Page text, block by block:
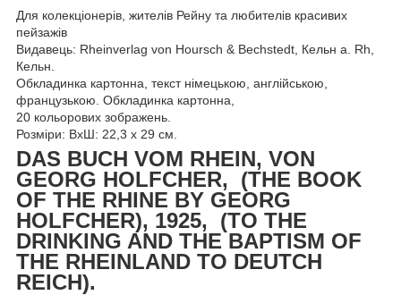
Для колекціонерів, жителів Рейну та любителів красивих
пейзажів
Видавець: Rheinverlag von Hoursch & Bechstedt, Кельн a. Rh,
Кельн.
Обкладинка картонна, текст німецькою, англійською,
французькою. Обкладинка картонна,
20 кольорових зображень.
Розміри: ВхШ: 22,3 х 29 см.
DAS BUCH VOM RHEIN, VON
GEORG HOLFCHER, (THE BOOK
OF THE RHINE BY GEORG
HOLFCHER), 1925, (TO THE
DRINKING AND THE BAPTISM OF
THE RHEINLAND TO DEUTCH
REICH).